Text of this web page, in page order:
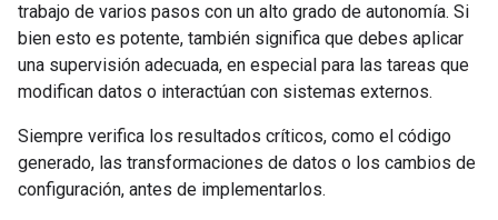
trabajo de varios pasos con un alto grado de autonomía. Si
bien esto es potente, también significa que debes aplicar
una supervisión adecuada, en especial para las tareas que
modifican datos o interactúan con sistemas externos.
Siempre verifica los resultados críticos, como el código
generado, las transformaciones de datos o los cambios de
configuración, antes de implementarlos.